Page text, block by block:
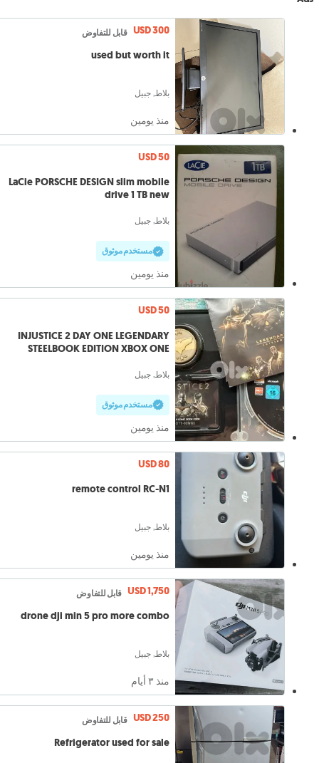
USD 300 قابل للتفاوض
used but worth it
بلاط, جبيل
منذ يومين
USD 50
LaCie PORSCHE DESIGN slim mobile
drive 1 TB new
بلاط, جبيل
مستخدم موثوق
منذ يومين
USD 50
INJUSTICE 2 DAY ONE LEGENDARY
STEELBOOK EDITION XBOX ONE
بلاط, جبيل
مستخدم موثوق
منذ يومين
USD 80
remote control RC-N1
بلاط, جبيل
منذ يومين
USD 1,750 قابل للتفاوض
drone dji min 5 pro more combo
بلاط, جبيل
منذ ٣ أيام
USD 250 قابل للتفاوض
Refrigerator used for sale